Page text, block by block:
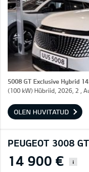
5008 GT Exclusive Hybrid
(100 kW) Hübriid, 2026, 2 ,
OLEN HUVITATUD
PEUGEOT 3008
14 900 € i